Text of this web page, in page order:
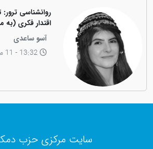
روانشناسی ترور:
اقتدار فکری (به
فیزیکی رهبر
دکتر عبدالرحمان
آسو ساعدی
13:32 - 11 مرداد 1405
سایت مرکزی حزب